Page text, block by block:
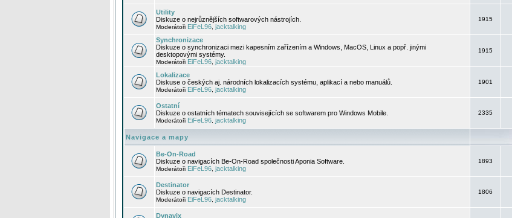
Utility
Diskuze o nejrůznějších softwarových nástrojích.
Moderátoři EiFeL96 jacktalking
1915
Synchronizace
Diskuze o synchronizaci mezi kapesním zařízením a Windows, MacOS, Linux a popř. jinými
desktopovými systémy.
Moderátoři EiFeL96 jacktalking
1915
Lokalizace
Diskuse o českých aj. národních lokalizacích systému, aplikací a nebo manuálů.
Moderátoři EiFeL96 jacktalking
1901
Ostatní
Diskuze o ostatních tématech souvisejících se softwarem pro Windows Mobile.
Moderátoři EiFeL96 jacktalking
2335
Navigace a mapy
Be-On-Road
Diskuze o navigacích Be-On-Road společnosti Aponia Software.
Moderátoři EiFeL96 jacktalking
1893
Destinator
Diskuze o navigacích Destinator.
Moderátoři EiFeL96 jacktalking
1806
Dynavix